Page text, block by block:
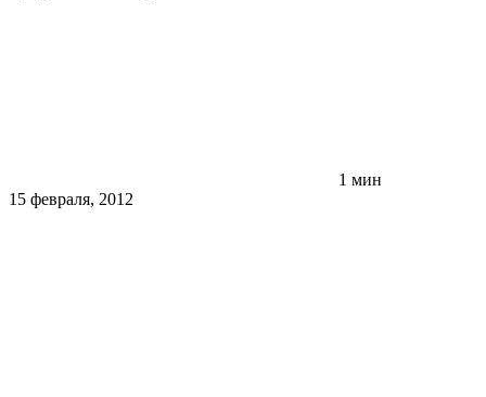
1 мин
15 февраля, 2012